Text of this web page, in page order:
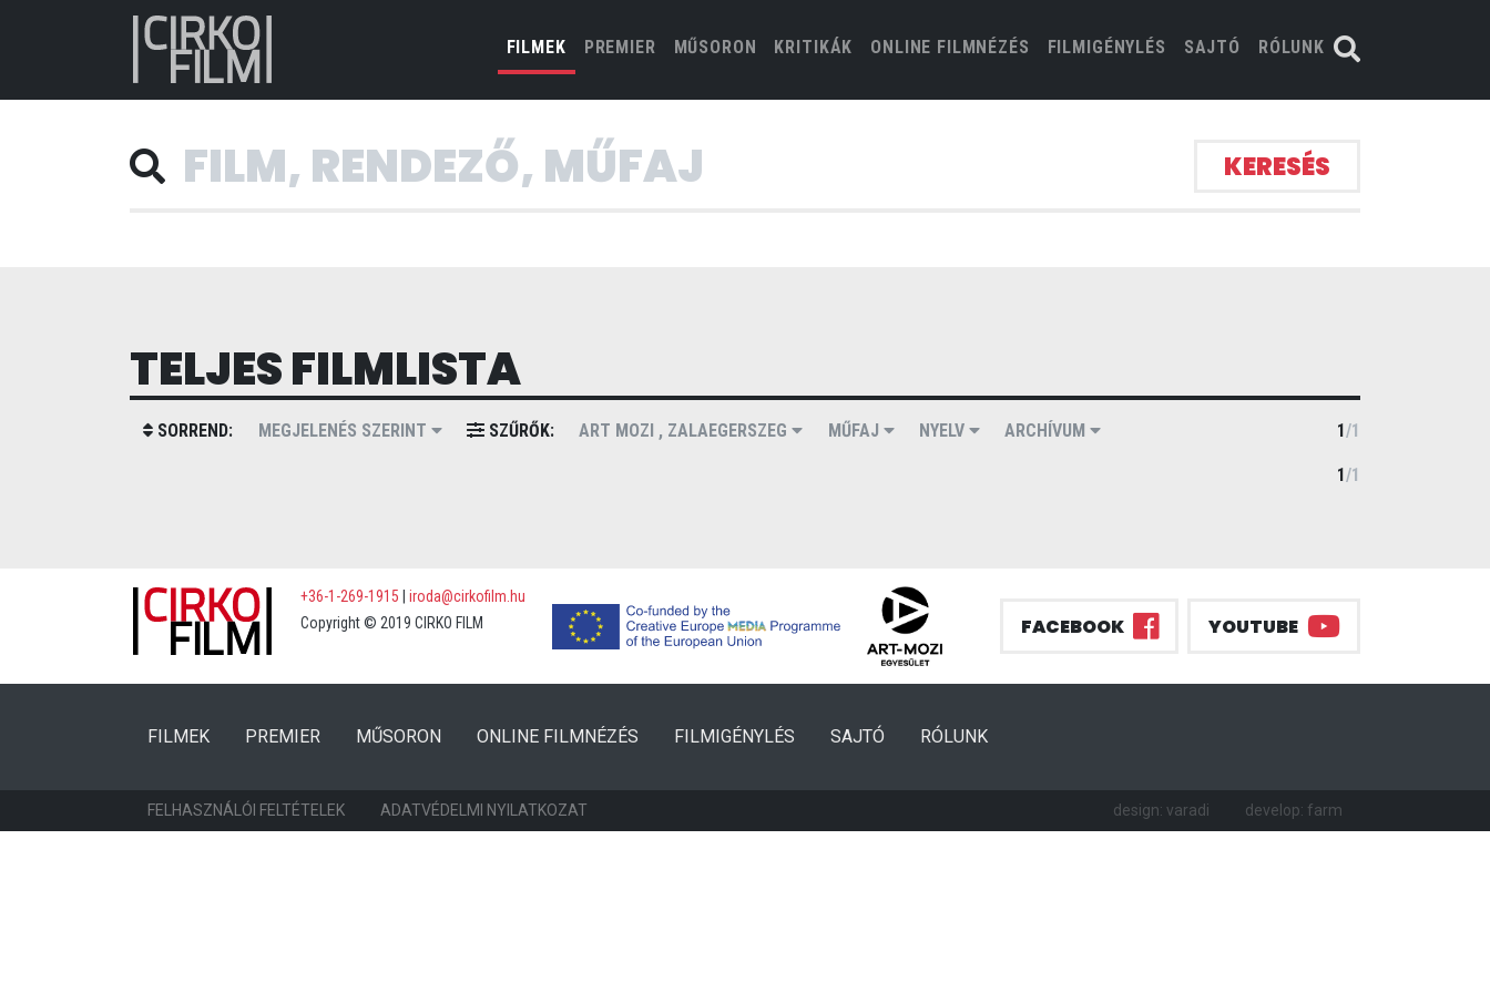
FILMEK(CURRENT)
PREMIER MŰSORON KRITIKÁK ONLINE FILMNÉZÉS FILMIGÉNYLÉS SAJTÓ RÓLUNK
KERESÉS
TELJES FILMLISTA
SORREND: MEGJELENÉS SZERINT SZŰRŐK: ART MOZI , ZALAEGERSZEG MŰFAJ NYELV ARCHÍVUM 1/1
1/1
+36-1-269-1915
iroda@cirkofilm.hu
Copyright © 2019 CIRKO FILM
FACEBOOK YOUTUBE
FILMEK(CURRENT)
PREMIER (CURRENT)
MŰSORON ONLINE FILMNÉZÉS FILMIGÉNYLÉS SAJTÓ RÓLUNK
FELHASZNÁLÓI FELTÉTELEK ADATVÉDELMI NYILATKOZAT design: varadi develop: farm